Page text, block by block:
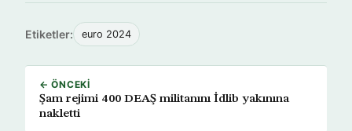
Etiketler: euro 2024
← ÖNCEKI
Şam rejimi 400 DEAŞ militanını İdlib yakınına
nakletti